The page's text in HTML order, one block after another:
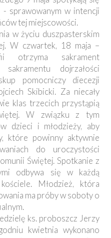
sprawowanym w intencji
tej miejscowości.
w życiu duszpasterskim
W czwartek, 18 maja –
otrzyma sakrament
sakramentu dojrzałości
pomocniczy diecezji
Skibicki. Za niecały
klas trzecich przystąpią
W związku z tym
dzieci i młodzieży, aby
które powinny aktywnie
do uroczystości
Świętej. Spotkanie z
odbywa się w każdą
Młodzież, która
ma próby w soboty o
ks. proboszcz Jerzy
kwietnia wykonano